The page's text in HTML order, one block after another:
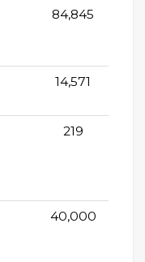
84,845
14,571
219
40,000